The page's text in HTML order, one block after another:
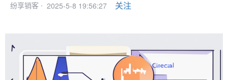
纷享销客 · 2025-5-8 19:56:27 关注